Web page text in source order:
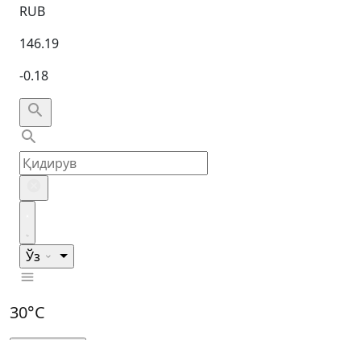
RUB
146.19
-0.18
Ўз
30°C